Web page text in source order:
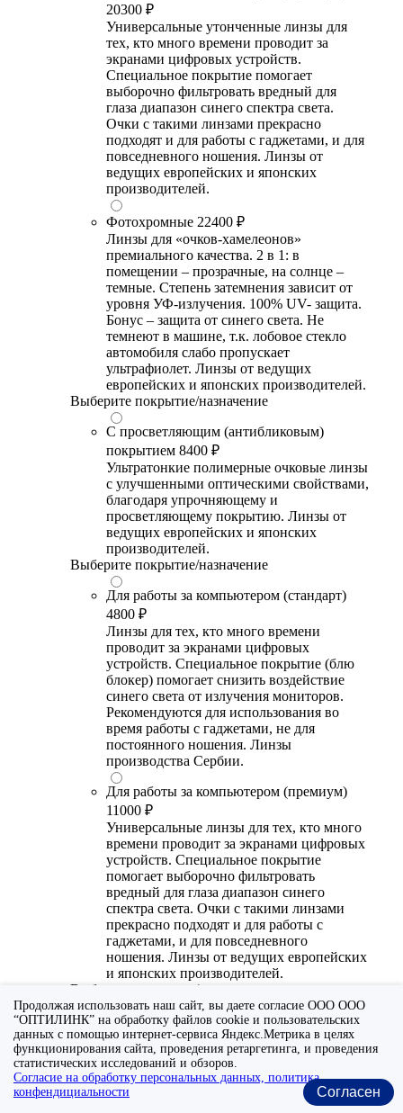
20300 ₽
Универсальные утонченные линзы для
тех, кто много времени проводит за
экранами цифровых устройств.
Специальное покрытие помогает
выборочно фильтровать вредный для
глаза диапазон синего спектра света.
Очки с такими линзами прекрасно
подходят и для работы с гаджетами, и для
повседневного ношения. Линзы от
ведущих европейских и японских
производителей.
Фотохромные 22400 ₽
Линзы для «очков-хамелеонов»
премиального качества. 2 в 1: в
помещении – прозрачные, на солнце –
темные. Степень затемнения зависит от
уровня УФ-излучения. 100% UV- защита.
Бонус – защита от синего света. Не
темнеют в машине, т.к. лобовое стекло
автомобиля слабо пропускает
ультрафиолет. Линзы от ведущих
европейских и японских производителей.
Выберите покрытие/назначение
С просветляющим (антибликовым)
покрытием 8400 ₽
Ультратонкие полимерные очковые линзы
с улучшенными оптическими свойствами,
благодаря упрочняющему и
просветляющему покрытию. Линзы от
ведущих европейских и японских
производителей.
Выберите покрытие/назначение
Для работы за компьютером (стандарт)
4800 ₽
Линзы для тех, кто много времени
проводит за экранами цифровых
устройств. Специальное покрытие (блю
блокер) помогает снизить воздействие
синего света от излучения мониторов.
Рекомендуются для использования во
время работы с гаджетами, не для
постоянного ношения. Линзы
производства Сербии.
Для работы за компьютером (премиум)
11000 ₽
Универсальные линзы для тех, кто много
времени проводит за экранами цифровых
устройств. Специальное покрытие
помогает выборочно фильтровать
вредный для глаза диапазон синего
спектра света. Очки с такими линзами
прекрасно подходят и для работы с
гаджетами, и для повседневного
ношения. Линзы от ведущих европейских
и японских производителей.
Выберите покрытие/назначение
Для работы за компьютером (стандарт)
6700 ₽
Утонченные линзы для тех, кто много
времени проводит за экранами цифровых
устройств. Специальное покрытие (блю
блокер) помогает снизить воздействие
Продолжая использовать наш сайт, вы даете согласие ООО ООО
“ОПТИЛИНК” на обработку файлов cookie и пользовательских
данных с помощью интернет-сервиса Яндекс.Метрика в целях
функционирования сайта, проведения ретаргетинга, и проведения
статистических исследований и обзоров.
Согласие на обработку персональных данных, политика
конфендициальности
Согласен